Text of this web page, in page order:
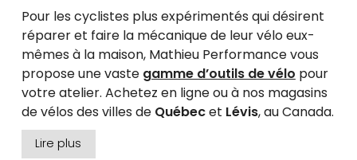
Pour les cyclistes plus expérimentés qui désirent
réparer et faire la mécanique de leur vélo eux-
mêmes à la maison, Mathieu Performance vous
propose une vaste gamme d’outils de vélo pour
votre atelier. Achetez en ligne ou à nos magasins
de vélos des villes de Québecet Lévis, au Canada.
Des outils de marques robustes et fiables:
TOOL, ICETOOLZ, SUPER B, FINISH LINE, STAN'S NO
Lire plus